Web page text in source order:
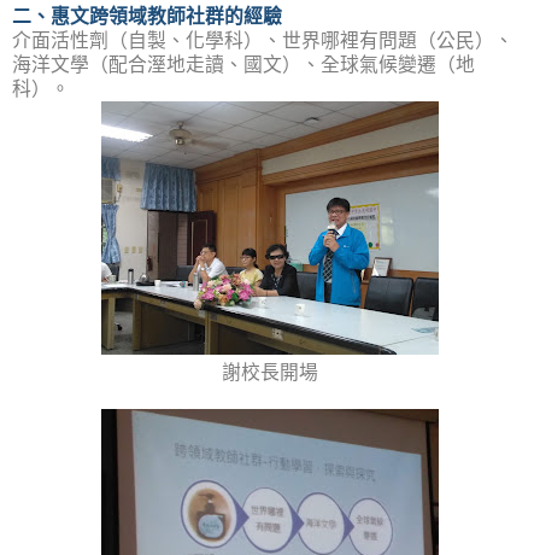
二、惠文跨領域教師社群的經驗
介面活性劑（自製、化學科）、世界哪裡有問題（公民）、
海洋文學（配合溼地走讀、國文）、全球氣候變遷（地
科）。
謝校長開場